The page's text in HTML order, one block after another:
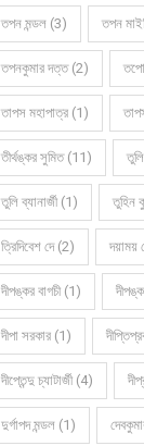
তপন মন্ডল (3) তপন
তপনকুমার দত্ত (2)
তাপস মহাপাত্র (1)
তীর্থঙ্কর সুমিত (11)
তুলি ব্যানার্জী (1) তুহিন
ত্রিদিবেশ দে (2) দয়াময়
দীপঙ্কর বাগচী (1)
দীপা সরকার (1)
দীপ্তেন্দু চ্যাটার্জী (4)
দুর্গাপদ মন্ডল (1)